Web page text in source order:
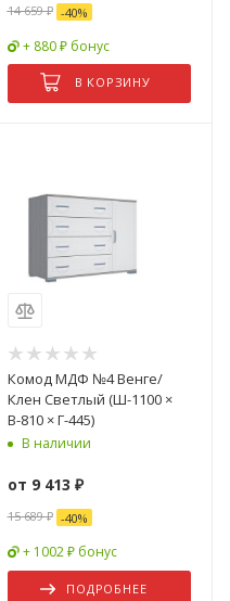
14 659₽ -40%
+ 880 ₽ бонус
В КОРЗИНУ
Комод МДФ №4 Венге/
Клен Светлый (Ш-1100 ×
В-810 × Г-445)
В наличии
от 9 413 ₽
15 689 ₽ -40%
+ 1002 ₽ бонус
ПОДРОБНЕЕ